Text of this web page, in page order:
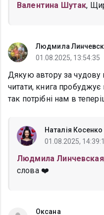
Валентина Шутак,
Людмила
01.08.2025, 13:54:35
Дякую автору за
читати, книга пробуджує
так потрібні нам в
Наталія Косенко
01.08.2025,
Людмила Линчевская
слова ❤️
Оксана